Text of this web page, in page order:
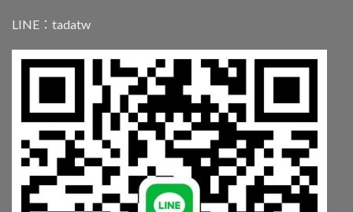
LINE： tadatw